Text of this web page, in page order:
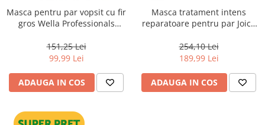
Masca pentru par vopsit cu fir
gros Wella Professionals
151,25 Lei
99,99 Lei
ADAUGA IN COS
Masca tratament intens
reparatoare pentru par Joico
Mask, 500 ml
254,10 Lei
189,99 Lei
ADAUGA IN COS